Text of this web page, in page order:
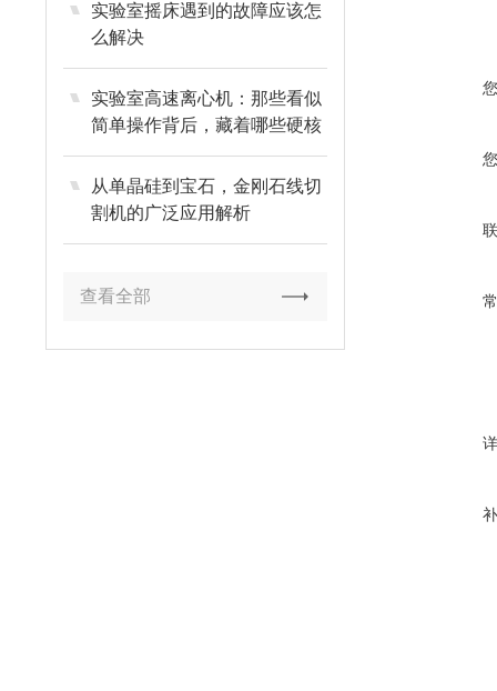
实验室摇床遇到的故障应该怎
么解决
实验室高速离心机：那些看似
简单操作背后，藏着哪些硬核
功能逻辑？
从单晶硅到宝石，金刚石线切
割机的广泛应用解析
查看全部